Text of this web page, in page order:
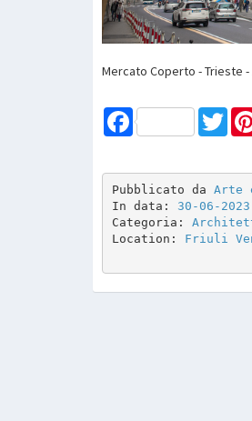
Mercato Coperto - Trieste -
Facebook
Pubblicato da Arte
In data: 30-06-2023
Categoria:
Location: Friuli